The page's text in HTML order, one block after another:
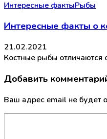
Интересные фактыРыбы
Интересные факты о
21.02.2021
Костные рыбы отличаются
Добавить
Ваш адрес email не будет